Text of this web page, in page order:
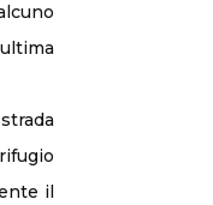
il